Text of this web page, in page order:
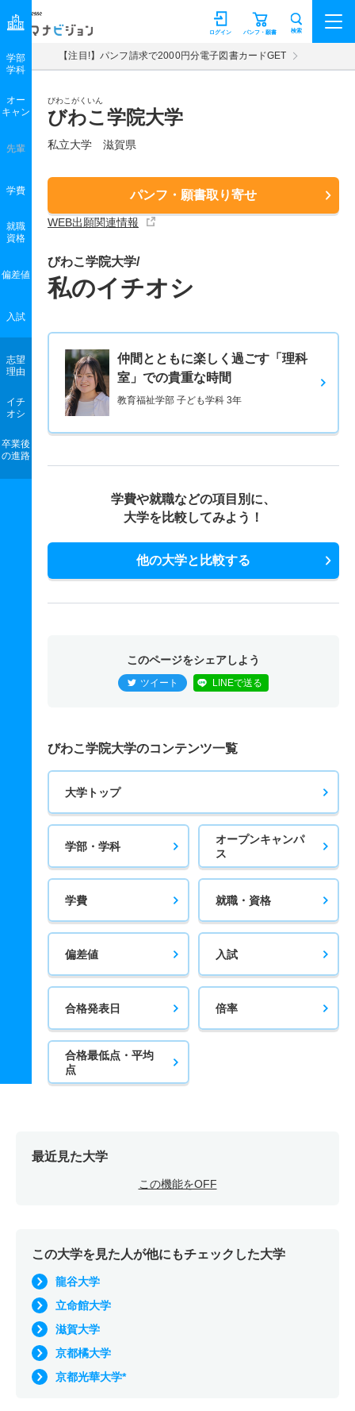
マナビジョン パンフ・願書
ログイン 検索
【注目!】パンフ請求で2000円分電子図書カードGET
びわこがくいん
びわこ学院大学
私立大学 滋賀県
パンフ・願書取り寄せ
WEB出願関連情報
学部
学科
オー
キャン
先輩
学費
就職
資格
偏差値
入試
志望
理由
イチ
オシ
卒業後
の進路
びわこ学院大学/
私のイチオシ
仲間とともに楽しく過ごす「理科
室」での貴重な時間
教育福祉学部 子ども学科 3年
学費や就職などの項目別に、
大学を比較してみよう！
他の大学と比較する
このページをシェアしよう
ツイート LINEで送る
びわこ学院大学のコンテンツ一覧
大学トップ
学部・学科
オープンキャンパ
ス
学費 就職・資格
偏差値 入試
合格発表日 倍率
合格最低点・平均
点
最近見た大学
この機能をOFF
この大学を見た人が他にもチェックした大学
龍谷大学
立命館大学
滋賀大学
京都橘大学
京都光華大学*